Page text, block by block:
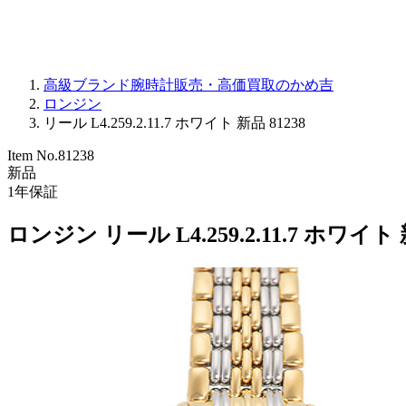
高級ブランド腕時計販売・高価買取のかめ吉
ロンジン
リール L4.259.2.11.7 ホワイト 新品 81238
Item No.81238
新品
1年保証
ロンジン リール L4.259.2.11.7 ホワイト